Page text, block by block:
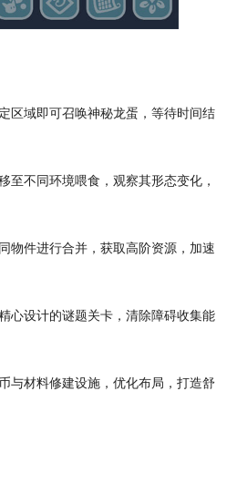
区域即可召唤神秘龙蛋，等待时间结
至不同环境喂食， 观察其形态变化，
物件进行合并 ，获取高阶资源 ，加速
心设计的谜题关卡，清除障碍收集能
与材料修建设施，优化布局，打造舒